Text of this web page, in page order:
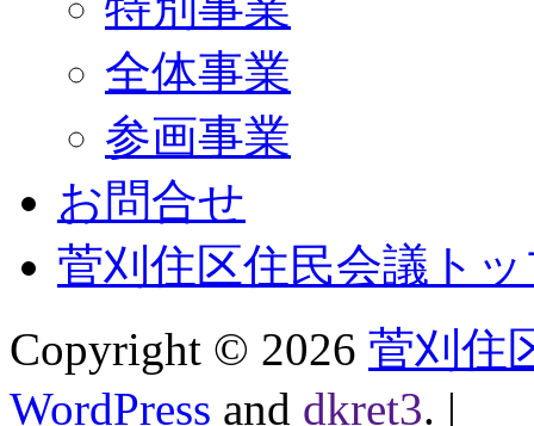
全体事業
参画事業
お問合せ
菅刈住区住民会議ト
Copyright © 2026 菅刈住
WordPress and dkret3. |